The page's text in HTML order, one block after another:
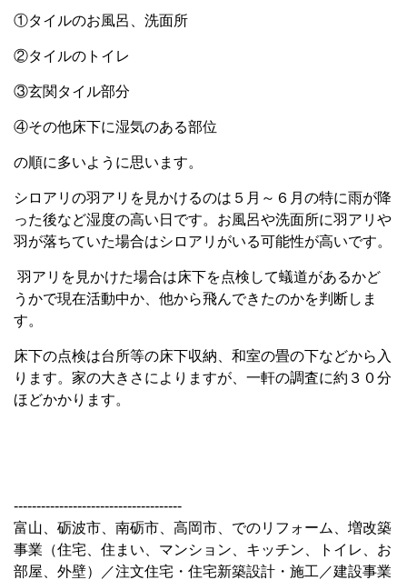
①タイルのお風呂、洗面所
②タイルのトイレ
③玄関タイル部分
④その他床下に湿気のある部位
の順に多いように思います。
シロアリの羽アリを見かけるのは５月～６月の特に雨が降
った後など湿度の高い日です。お風呂や洗面所に羽アリや
羽が落ちていた場合はシロアリがいる可能性が高いです。
羽アリを見かけた場合は床下を点検して蟻道があるかど
うかで現在活動中か、他から飛んできたのかを判断しま
す。
床下の点検は台所等の床下収納、和室の畳の下などから入
ります。家の大きさによりますが、一軒の調査に約３０分
ほどかかります。
-------------------------------------
富山、砺波市、南砺市、高岡市、でのリフォーム、増改築
事業（住宅、住まい、マンション、キッチン、トイレ、お
部屋、外壁）／注文住宅・住宅新築設計・施工／建設事業